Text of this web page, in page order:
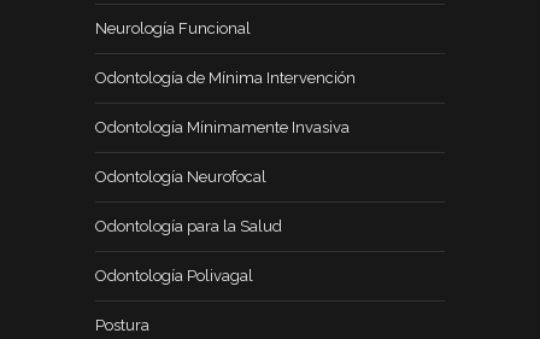
Neurología Funcional
Odontología de Mínima Intervención
Odontología Mínimamente Invasiva
Odontología Neurofocal
Odontología para la Salud
Odontología Polivagal
Postura